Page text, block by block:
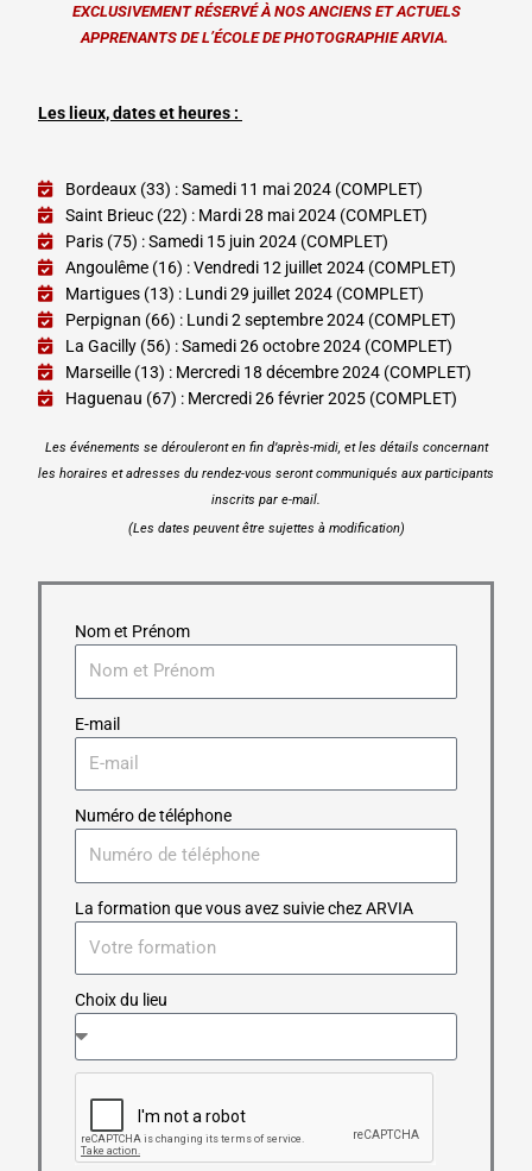
EXCLUSIVEMENT RÉSERVÉ À NOS ANCIENS ET ACTUELS
APPRENANTS DE L’ÉCOLE DE PHOTOGRAPHIE ARVIA.
Les lieux, dates et heures :
Bordeaux (33) : Samedi 11 mai 2024 (COMPLET)
Saint Brieuc (22) : Mardi 28 mai 2024 (COMPLET)
Paris (75) : Samedi 15 juin 2024 (COMPLET)
Angoulême (16) : Vendredi 12 juillet 2024 (COMPLET)
Martigues (13) : Lundi 29 juillet 2024 (COMPLET)
Perpignan (66) : Lundi 2 septembre 2024 (COMPLET)
La Gacilly (56) : Samedi 26 octobre 2024 (COMPLET)
Marseille (13) : Mercredi 18 décembre 2024 (COMPLET)
Haguenau (67) : Mercredi 26 février 2025 (COMPLET)
Les événements se dérouleront en fin d’après-midi, et les détails concernant
les horaires et adresses du rendez-vous seront communiqués aux participants
inscrits par e-mail.
(Les dates peuvent être sujettes à modification)
Nom et Prénom
E-mail
Numéro de téléphone
La formation que vous avez suivie chez ARVIA
Choix du lieu